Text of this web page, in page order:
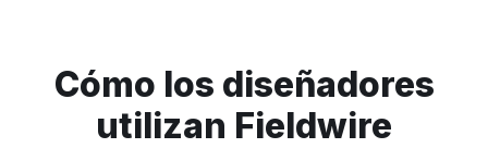
Cómo los diseñadores
utilizan Fieldwire